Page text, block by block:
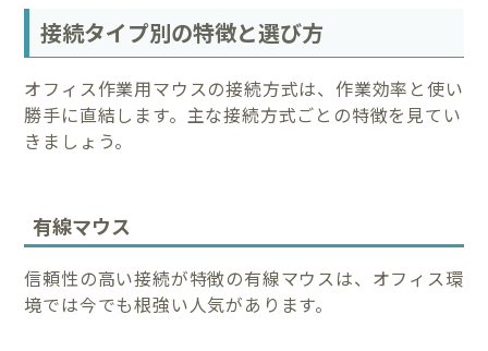
接続タイプ別の特徴と選び方
オフィス作業用マウスの接続方式は、作業効率と使い
勝手に直結します。主な接続方式ごとの特徴を見てい
きましょう。
有線マウス
信頼性の高い接続が特徴の有線マウスは、オフィス環
境では今でも根強い人気があります。